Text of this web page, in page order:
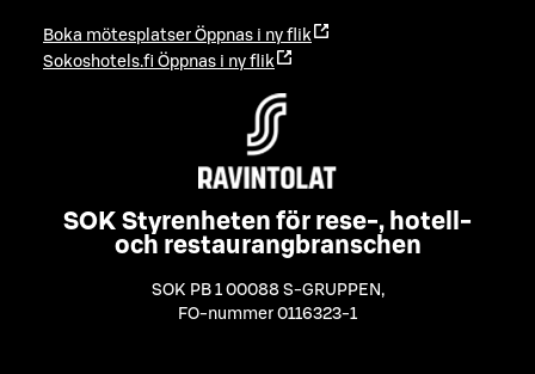
Boka mötesplatser Öppnas i ny flik
Sokoshotels.fi Öppnas i ny flik
SOK Styrenheten för rese-, hotell-
och restaurangbranschen
SOK PB 1 00088 S-GRUPPEN ,
FO-nummer 0116323-1